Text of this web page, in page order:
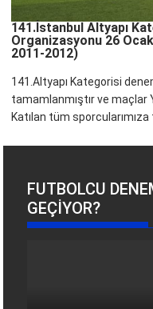
141.İstanbul Altyapı
Organizasyonu 26
2011-2012)
141.Altyapı Kategorisi
tamamlanmıştır ve maçlar
Katılan tüm sporcularımıza
FUTBOLCU
GEÇIYOR?